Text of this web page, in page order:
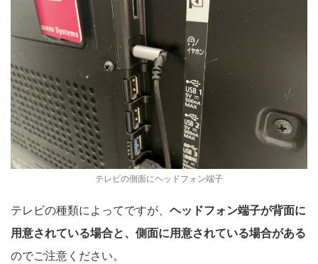
テレビの側面にヘッドフォン端子
テレビの種類によってですが、 ヘッドフォン端子が背面に
用意されている場合と、側面に用意されている場合がある
のでご注意ください。